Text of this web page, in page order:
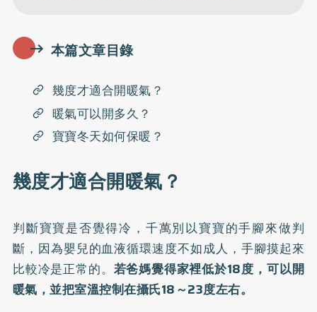
本篇文章目錄
幾度才適合開暖氣？
暖氣可以開多久？
寶寶冬天如何保暖？
幾度才適合開暖氣？
判斷寶寶是否覺得冷，千萬別以寶寶的手腳來做判
斷，因為嬰兒的血液循環速度不如成人，手腳摸起來
比較冷是正常的。 若爸媽覺得家裡低於18度，可以開
暖氣，並把室溫控制在攝氏18～23度左右。